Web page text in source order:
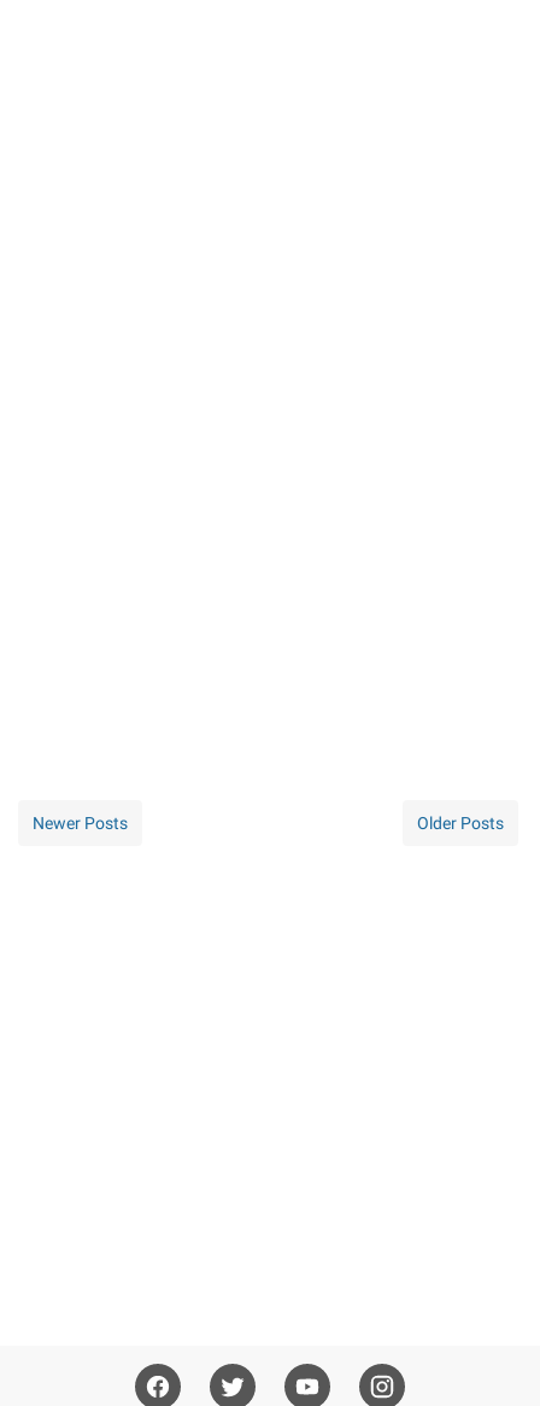
Newer Posts Older Posts